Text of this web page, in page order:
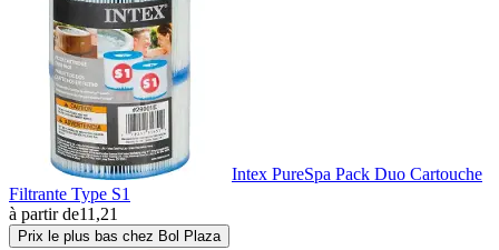
Intex PureSpa Pack Duo Cartouche
Filtrante Type S1
à partir de11,21
Prix le plus bas chez Bol Plaza